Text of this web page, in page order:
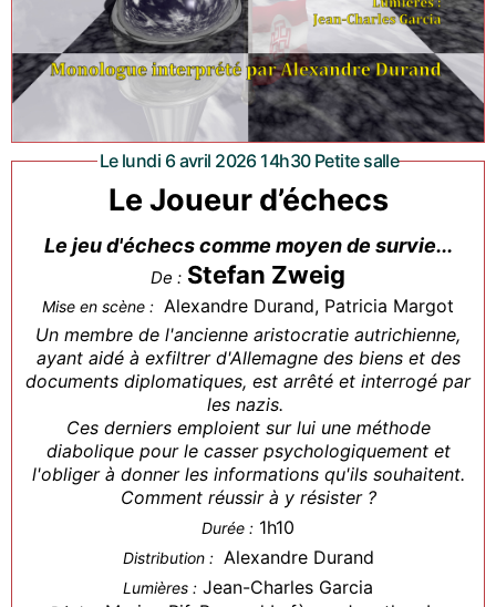
Le lundi 6 avril 2026 14h30 Petite salle
Le Joueur d’échecs
Le jeu d'échecs comme moyen de survie...
De : Stefan Zweig
Mise en scène : Alexandre Durand, Patricia Margot
Un membre de l'ancienne aristocratie autrichienne,
ayant aidé à exfiltrer d'Allemagne des biens et des
documents diplomatiques, est arrêté et interrogé par
les nazis.
Ces derniers emploient sur lui une méthode
diabolique pour le casser psychologiquement et
l'obliger à donner les informations qu'ils souhaitent.
Comment réussir à y résister ?
Durée : 1h10
Distribution : Alexandre Durand
Lumières : Jean-Charles Garcia